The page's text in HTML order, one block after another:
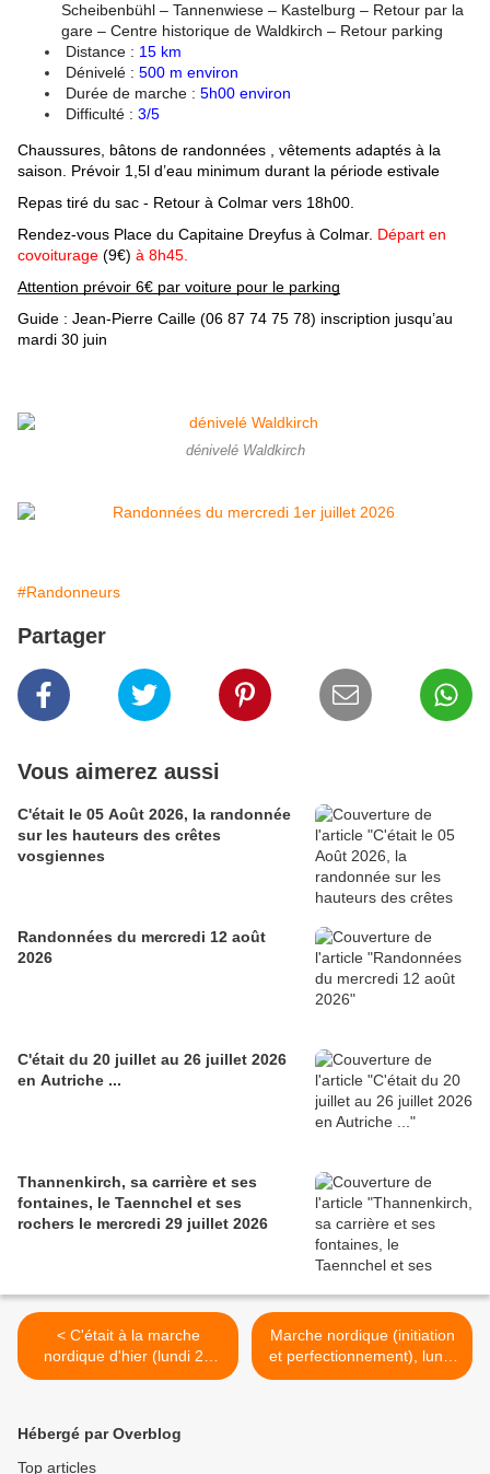
Scheibenbühl – Tannenwiese – Kastelburg – Retour par la
gare – Centre historique de Waldkirch – Retour parking
Distance : 15 km
Dénivelé : 500 m environ
Durée de marche : 5h00 environ
Difficulté : 3/5
Chaussures, bâtons de randonnées , vêtements adaptés à la
saison. Prévoir 1,5l d’eau minimum durant la période estivale
Repas tiré du sac - Retour à Colmar vers 18h00.
Rendez-vous Place du Capitaine Dreyfus à Colmar. Départ en
covoiturage (9€) à 8h45.
Attention prévoir 6€ par voiture pour le parking
Guide : Jean-Pierre Caille (06 87 74 75 78) inscription jusqu’au
mardi 30 juin
dénivelé Waldkirch
#Randonneurs
Partager
Vous aimerez aussi
C'était le 05 Août 2026, la randonnée
sur les hauteurs des crêtes
vosgiennes
Randonnées du mercredi 12 août
2026
C'était du 20 juillet au 26 juillet 2026
en Autriche ...
Thannenkirch, sa carrière et ses
fontaines, le Taennchel et ses
rochers le mercredi 29 juillet 2026
< C'était à la marche
nordique d'hier (lundi 22
juin 2026)
Marche nordique (initiation
et perfectionnement), lundi
29 juin 2026 >
Hébergé par Overblog
Top articles